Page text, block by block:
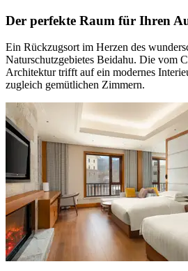
Der perfekte Raum für Ihren
Ein Rückzugsort im Herzen des
Naturschutzgebietes Beidahu. Die vom
Architektur trifft auf ein modernes
zugleich gemütlichen Zimmern.